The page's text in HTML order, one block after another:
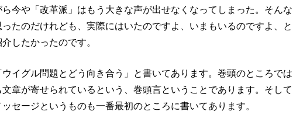
今や「改革派」はもう大きな声が出せなくなってしまった。そんな
たのだけれども、実際にはいたのですよ、いまもいるのですよ、と
したかったのです。
イグル問題とどう向き合う」と書いてあります。巻頭のところでは
章が寄せられているという、巻頭言ということであります。そして
セージというものも一番最初のところに書いてあります。